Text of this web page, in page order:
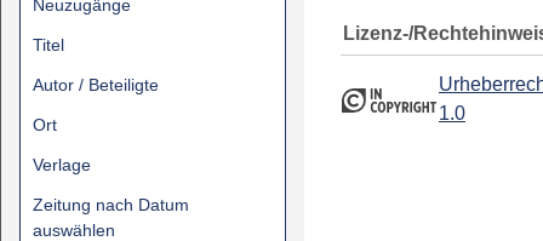
Neuzugänge
Titel
Autor / Beteiligte
Ort
Verlage
Zeitung nach Datum
auswählen
Lizenz-/
1.0